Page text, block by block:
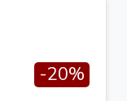
-20%